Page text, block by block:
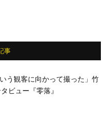
事
う観客に向かって撮った」竹
ビュー『零落』